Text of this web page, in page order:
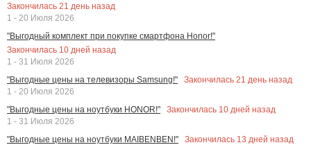
Закончилась 21 день назад
1 - 20 Июля 2026
"Выгодный комплект при покупке смартфона Honor!"
Закончилась 10 дней назад
1 - 31 Июля 2026
"Выгодные цены на телевизоры Samsung!"
Закончилась 21 день назад
1 - 20 Июля 2026
"Выгодные цены на ноутбуки HONOR!"
Закончилась 10 дней назад
1 - 31 Июля 2026
"Выгодные цены на ноутбуки MAIBENBEN!"
Закончилась 13 дней назад